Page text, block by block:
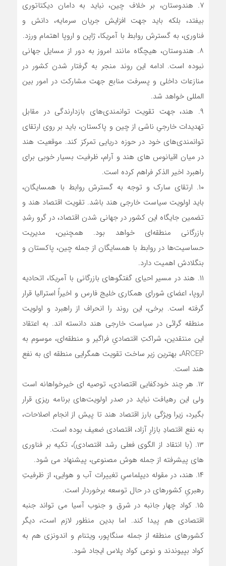
۷. هندوستان، بر خلاف چین، نباید به دامان دیکتاتوری
بیفتد، بلکه باید جهت افزایش جریان سرمایه، دانش و
فناوری، به گسترش روابط با آمریکا، ژاپن و اروپا اهتمام ورزد.
۸. هندوستان، هیچگاه مانند امروز به دور از مسایل جهانی
نبوده است. ادامه این روند منجر به گرفتار شدن کشور در
منازعات داخلی و پسرفت منابع جهت مشارکت در امور بین
المللی خواهد شد.
۹. هند، جهت تقویت توانمندی‌های بازدارندگی در مقابل
تهدیدات خارجیِ ناشی از چین و پاکستان، باید بر روی ارتقای
توانمندی‌های خود در حوزه دریایی تمرکز کند. موقعیت هند
در میان اقیانوس های هند و آرام، ظرفیت بسیار خوبی برای
راهبرد اخیر الذکر فراهم کرده است.
۱۰. ارتقای سارک و توجه به گسترش روابط با همسایگان،
باید اولویت سیاست خارجی هند باشد. تقویت اقتصاد هند و
تضمین جایگاه این کشور در جهانی شدن اقتصاد، در گرو رشدِ
بازرگانی منطقه‌ای خواهد بود. همچنین، مدیریت
حساسیت‌ها در روابط با همسایگان از جمله چین، پاکستان و
بنگلادش اهمیت دارد.
۱۱. هند در مسیر احیای گفتگوهای بازرگانی با آمریکا، اتحادیه
اروپا، اعضای شورای همکاری خلیج فارس و اخیراً استرالیا قرار
گرفته است. برخی، این روند را انحراف از راهبرد و اولویت
منطقه گرائی در سیاست خارجی هند دانسته اند. به اعتقاد
این منتقدین، شراکتِ اقتصادیِ فراگیر و منطقه‌ای، موسوم به
ARCEP، بهترین زیر ساخت تقویت همگرایی منطقه ای به نفع
هند است.
۱۲. هر چند خودکفایی اقتصادی، توصیه ای خیرخواهانه است
ولی این رهیافت نباید در صدر اولویت‌های برنامه ریزی قرار
بگیرد، زیرا ویژگی بارز اقتصاد هند تا پیش از انجام اصلاحات،
به نفع اقتصادِ بازارِ آزاد، اقتصادی ضعیف بوده است.
۱۳. (با انتقاد از الگوی فعلی رشد اقتصادی)، تکیه بر فناوری
های پیشرفته از جمله هوش مصنوعی، پیشنهاد می شود.
۱۴. هند، در مقوله دیپلماسیِ تغییرات آب و هوایی، از ظرفیتِ
رهبریِ کشورهای در حال توسعه برخوردار است.
۱۵. کواد چهار جانبه در شرق و جنوب آسیا می تواند جنبه
اقتصادی هم پیدا کند. اما بدین منظور لازم است، دیگر
کشورهای منطقه از جمله سنگاپور، ویتنام و اندونزی هم به
کواد بپیوندند و نوعی کواد پلاس ایجاد شود.